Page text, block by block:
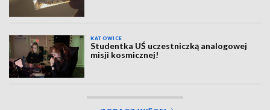
KATOWICE
Studentka UŚ uczestniczką analogowej
misji kosmicznej!